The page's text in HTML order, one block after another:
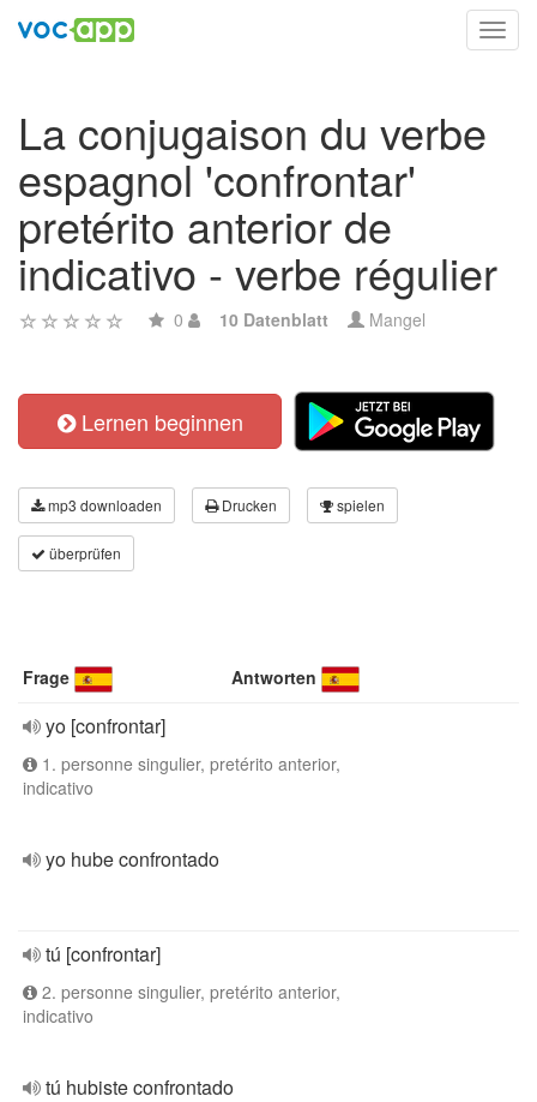
La conjugaison du verbe
espagnol 'confrontar'
pretérito anterior de
indicativo - verbe régulier
0 10 Datenblatt Mangel
Lernen beginnen
mp3 downloaden Drucken spielen
überprüfen
Frage Antworten
yo [confrontar]
1. personne singulier, pretérito anterior,
indicativo
yo hube confrontado
tú [confrontar]
2. personne singulier, pretérito anterior,
indicativo
tú hubiste confrontado